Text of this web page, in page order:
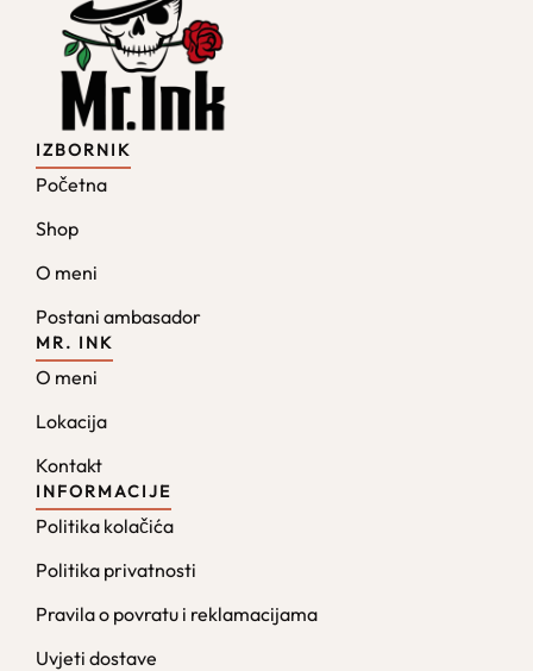
IZBORNIK
Početna
Shop
O meni
Postani ambasador
MR. INK
O meni
Lokacija
Kontakt
INFORMACIJE
Politika kolačića
Politika privatnosti
Pravila o povratu i reklamacijama
Uvjeti dostave